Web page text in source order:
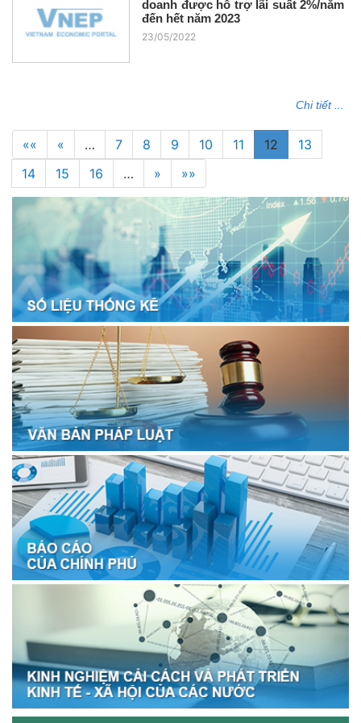
doanh được hỗ trợ lãi suất 2%/năm
đến hết năm 2023
23/05/2022
Chi tiết ...
«« « … 7 8 9 10 11 12
13
14
15 16 … » »»